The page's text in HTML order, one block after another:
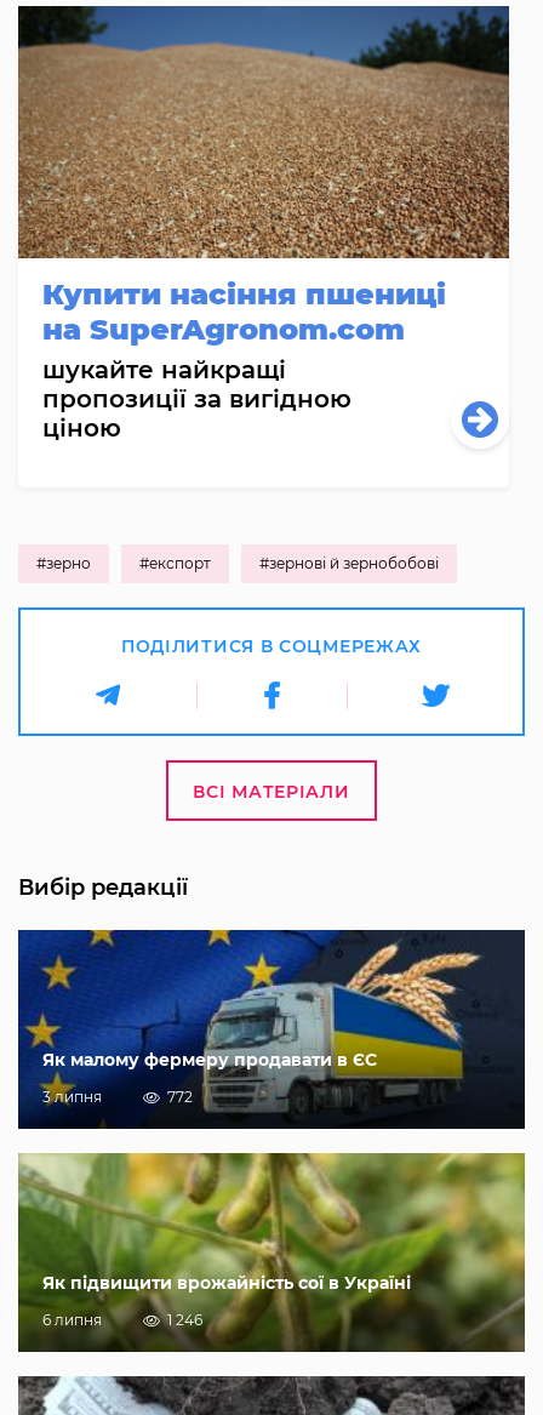
Купити насіння пшениці
на SuperAgronom.com
шукайте найкращі
пропозиції за вигідною
ціною
#зерно #експорт #зернові й зернобобові
ПОДІЛИТИСЯ В СОЦМЕРЕЖАХ
ВСІ МАТЕРІАЛИ
Вибір редакції
Як малому фермеру продавати в ЄС
3 липня 772
Як підвищити врожайність сої в Україні
6 липня 1 246